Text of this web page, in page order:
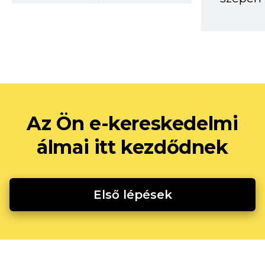
Az Ön e-kereskedelmi
álmai itt kezdődnek
Első lépések